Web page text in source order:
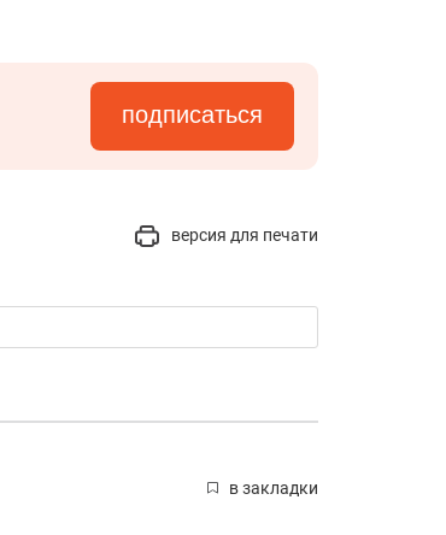
подписаться
версия для печати
в закладки